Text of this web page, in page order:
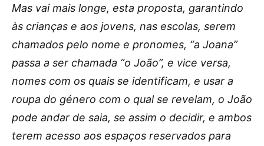
Mas vai mais longe, esta proposta, garantindo
às crianças e aos jovens, nas escolas, serem
chamados pelo nome e pronomes, “a Joana”
passa a ser chamada “o João”, e vice versa,
nomes com os quais se identificam, e usar a
roupa do género com o qual se revelam, o João
pode andar de saia, se assim o decidir, e ambos
terem acesso aos espaços reservados para